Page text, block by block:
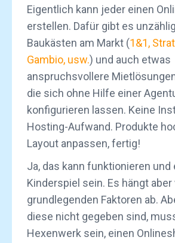
Eigentlich kann jeder einen
erstellen. Dafür gibt es
Baukästen am Markt (1&1,
Gambio, usw.) und auch etwas
anspruchsvollere
die sich ohne Hilfe einer
konfigurieren lassen. Keine
Hosting-Aufwand. Produkte
Layout anpassen, fertig!
Ja, das kann funktionieren und
Kinderspiel sein. Es hängt
grundlegenden Faktoren ab.
diese nicht gegeben sind,
Hexenwerk sein, einen